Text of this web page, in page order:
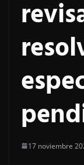
17 noviembre